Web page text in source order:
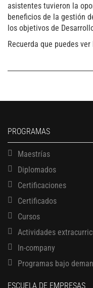
asistentes tuvieron la
beneficios de la gestión
los objetivos de
Recuerda que puedes
PROGRAMAS
Maestrías
Diplomados
Certificaciones
Certificados
Cursos
Actividades
In-company
Programas bajo
ESCUELA DE EMPRESAS